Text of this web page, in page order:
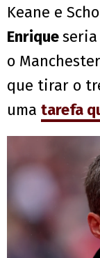
Keane e
Enrique
o
que tirar o
uma tarefa